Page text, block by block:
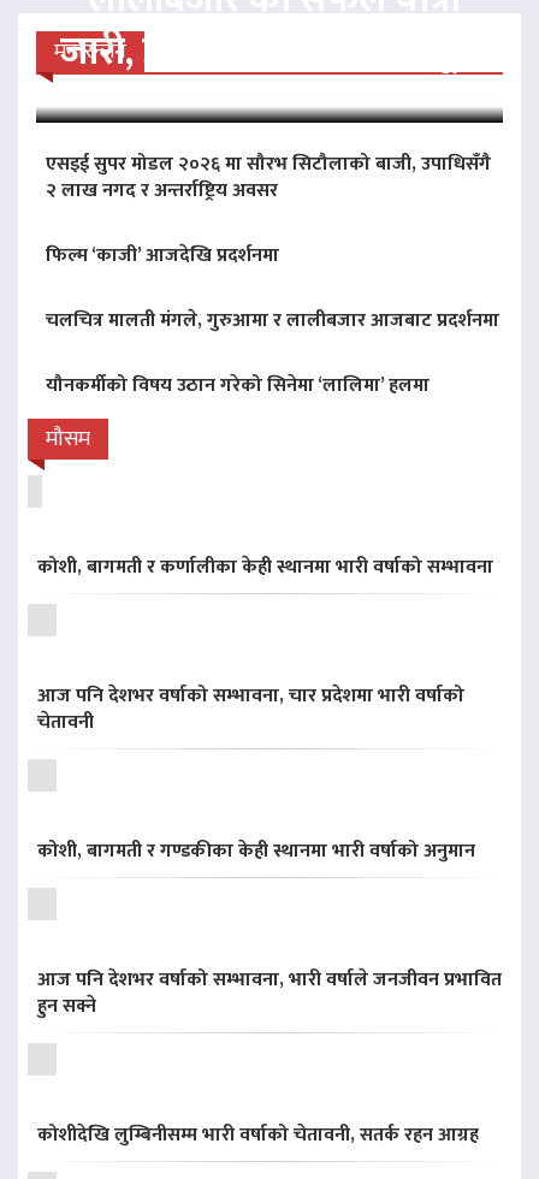
मनोरन्जन
जारी, प्रदर्शनको ५१औँ दिन पूरा
एसइई सुपर मोडल २०२६ मा सौरभ सिटौलाको बाजी, उपाधिसँगै
२ लाख नगद र अन्तर्राष्ट्रिय अवसर
फिल्म ‘काजी’ आजदेखि प्रदर्शनमा
चलचित्र मालती मंगले, गुरुआमा र लालीबजार आजबाट प्रदर्शनमा
यौनकर्मीको विषय उठान गरेको सिनेमा ‘लालिमा’ हलमा
मौसम
कोशी, बागमती र कर्णालीका केही स्थानमा भारी वर्षाको सम्भावना
आज पनि देशभर वर्षाको सम्भावना, चार प्रदेशमा भारी वर्षाको
चेतावनी
कोशी, बागमती र गण्डकीका केही स्थानमा भारी वर्षाको अनुमान
आज पनि देशभर वर्षाको सम्भावना, भारी वर्षाले जनजीवन प्रभावित
हुन सक्ने
कोशीदेखि लुम्बिनीसम्म भारी वर्षाको चेतावनी, सतर्क रहन आग्रह